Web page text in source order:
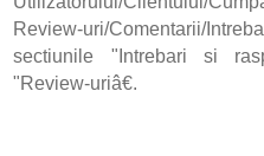
Review-uri/Comentarii/
sectiunile "Intrebari si
"Review-uriâ€.